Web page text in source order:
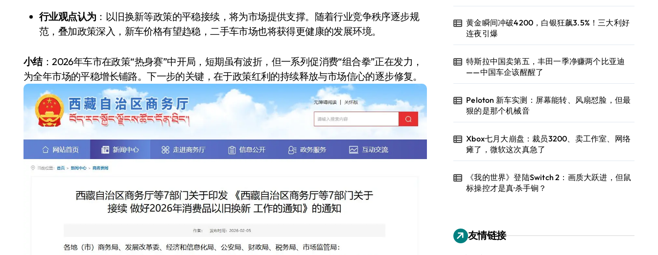
行业观点认为 ：以旧换新等政策的平稳接续，将为市场提供支撑。随着行业竞争秩序逐步规
范，叠加政策深入，新车价格有望趋稳，二手车市场也将获得更健康的发展环境。
小结：2026年车市在政策“热身赛”中开局，短期虽有波折，但一系列促消费“组合拳”正在发力，
为全年市场的平稳增长铺路。下一步的关键，在于政策红利的持续释放与市场信心的逐步修复。
黄金瞬间冲破4200，白银狂飙3.5%！三大利好
连夜引爆
特斯拉中国卖第五，丰田一季净赚两个比亚迪
——中国车企该醒醒了
Peloton 新车实测：屏幕能转、风扇怼脸，但最
狠的是那个机械音
Xbox七月大崩盘：裁员3200、卖工作室、网络
瘫了，微软这次真急了
《我的世界》登陆Switch 2：画质大跃进，但鼠
标操控才是真·杀手锏？
友情链接